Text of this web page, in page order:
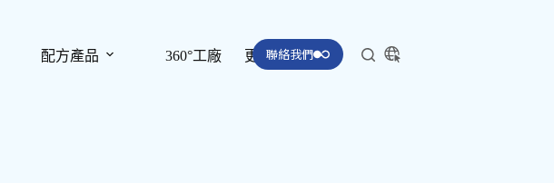
配方產品 360°工廠 更多聯絡我們